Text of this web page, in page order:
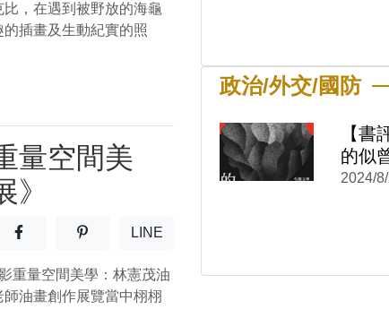
，在遇到被野放的海龜
插畫及生動紀實的照
量空間美
分享至facebook(另開新視窗)
分享至噗浪(另開新視窗)
LINE
重量空間美學：林憲茂油
油畫創作展覽當中栩栩
政治/外交/國防
【書
的似
視感
別與
2024/